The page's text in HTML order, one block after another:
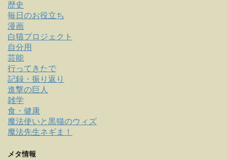
歴史
毎日のお役立ち
漫画
白猫プロジェクト
自分用
芸能
行ってきたで
記録・振り返り
進撃の巨人
雑学
食・健康
魔法使いと黒猫のウィズ
魔法先生ネギま！
メタ情報